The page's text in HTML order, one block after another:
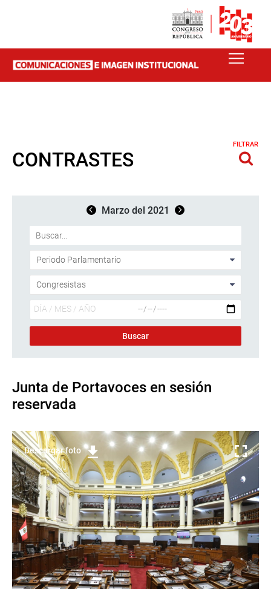
CONTRASTES
FILTRAR
Marzo del 2021
Junta de Portavoces en sesión
reservada
Descargar foto